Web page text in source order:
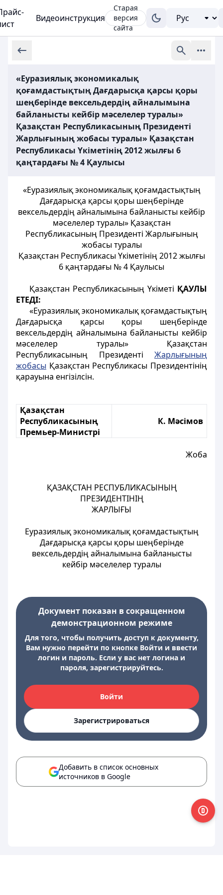
Видеоинструкция
Старая
версия
сайта
«Еуразиялық экономикалық
қоғамдастықтың Дағдарысқа қарсы қоры
шеңберінде вексельдердің айналымына
байланысты кейбір мәселелер туралы»
Қазақстан Республикасының Президенті
Жарлығының жобасы туралы» Қазақстан
Республикасы Үкіметінің 2012 жылғы 6
қаңтардағы № 4 Қаулысы
«Еуразиялық экономикалық қоғамдастықтың
Дағдарысқа қарсы қоры шеңберінде
вексельдердің айналымына байланысты кейбір
мәселелер туралы» Қазақстан
Республикасының Президенті Жарлығының
жобасы туралы
Қазақстан Республикасы Үкіметінің 2012 жылғы
6 қаңтардағы № 4 Қаулысы
Қазақстан Республикасының Үкіметі ҚАУЛЫ
ЕТЕДІ:
«Еуразиялық экономикалық қоғамдастықтың
Дағдарысқа қарсы қоры шеңберінде
вексельдердің айналымына байланысты кейбір
мәселелер туралы» Қазақстан
Республикасының Президенті Жарлығының
жобасы Қазақстан Республикасы Президентінің
қарауына енгізілсін.
Қазақстан
Республикасының
Премьер-Министрі
К. Мәсімов
Жоба
ҚАЗАҚСТАН РЕСПУБЛИКАСЫНЫҢ
ПРЕЗИДЕНТІНІҢ
ЖАРЛЫҒЫ
Еуразиялық экономикалық қоғамдастықтың
Дағдарысқа қарсы қоры шеңберінде
вексельдердің айналымына байланысты
кейбір мәселелер туралы
Документ показан в сокращенном
демонстрационном режиме
Для того, чтобы получить доступ к документу,
Вам нужно перейти по кнопке Войти и ввести
логин и пароль. Если у вас нет логина и
пароля, зарегистрируйтесь.
Войти
Зарегистрироваться
Добавить в список основных
источников в Google